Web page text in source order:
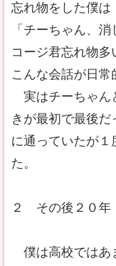
忘れ物をした僕は
「チーちゃん、
コージ君忘れ物多
こんな会話が日常
実はチーちゃん
きが最初で最後
に通っていたが１
た。
２ その後２０年
僕は高校ではあ